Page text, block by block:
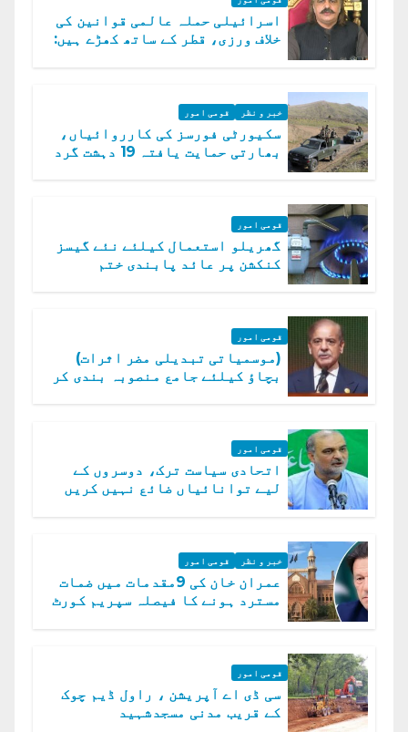
اسرائیلی حملہ عالمی قوانین کی
خلاف ورزی، قطر کے ساتھ کھڑے ہیں:
خبر و نظر قومی امور
سکیورٹی فورسز کی کارروائیاں،
بھارتی حمایت یافتہ 19 دہشت گرد
قومی امور
گھریلو استعمال کیلئے نئے گیسز
کنکشن پر عائد پابندی ختم
قومی امور
(موسمیاتی تبدیلی مضر اثرات)
بچاؤ کیلئے جامع منصوبہ بندی کر
قومی امور
اتحادی سیاست ترک، دوسروں کے
لیے توانائیاں ضائع نہیں کریں
خبر و نظر قومی امور
عمران خان کی 9مقدمات میں ضمات
مسترد ہونے کا فیصلہ سپریم کورٹ
قومی امور
سی ڈی اے آپریشن ، راول ڈیم چوک
کے قریب مدنی مسجدشہید